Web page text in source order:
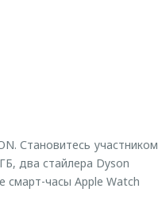
Становитесь участником
два стайлера Dyson
смарт-часы Apple Watch